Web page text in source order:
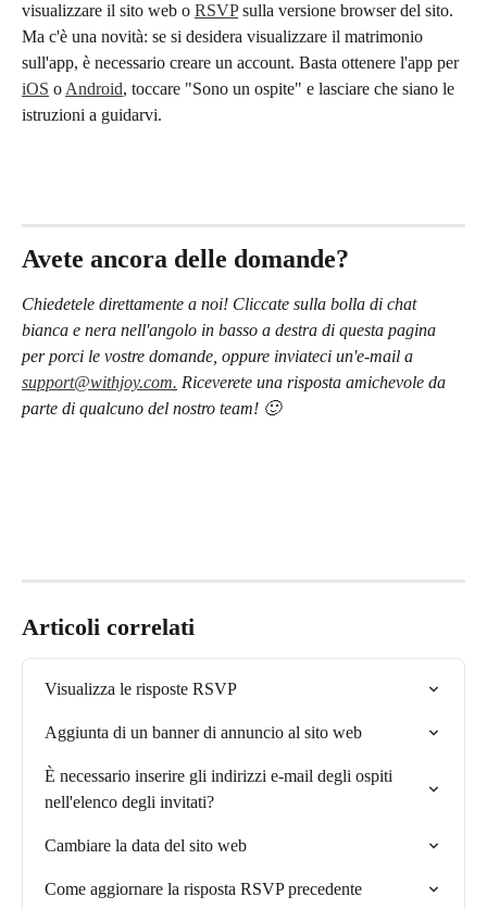
visualizzare il sito web o RSVP sulla versione browser del sito.
Ma c'è una novità: se si desidera visualizzare il matrimonio
sull'app, è necessario creare un account. Basta ottenere l'app per
iOS o Android, toccare "Sono un ospite" e lasciare che siano le
istruzioni a guidarvi.
Avete ancora delle domande?
Chiedetele direttamente a noi! Cliccate sulla bolla di chat
bianca e nera nell'angolo in basso a destra di questa pagina
per porci le vostre domande, oppure inviateci un'e-mail a
support@withjoy.com. Riceverete una risposta amichevole da
parte di qualcuno del nostro team! 🙂
Articoli correlati
Visualizza le risposte RSVP
Aggiunta di un banner di annuncio al sito web
È necessario inserire gli indirizzi e-mail degli ospiti
nell'elenco degli invitati?
Cambiare la data del sito web
Come aggiornare la risposta RSVP precedente